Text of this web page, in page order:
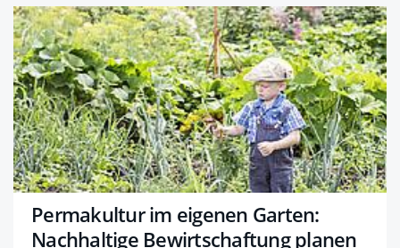
Permakultur im eigenen Garten:
Nachhaltige Bewirtschaftung planen